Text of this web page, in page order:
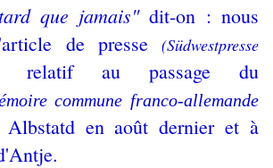
que jamais"dit-on : nous
de presse
(Südwestpresse
relatif au passage du
commune franco-allemande
en août dernier et à